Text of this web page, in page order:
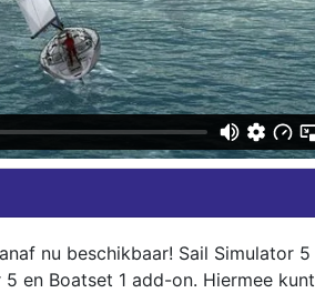
nu beschikbaar! Sail Simulator 5
en Boatset 1 add-on. Hiermee kunt